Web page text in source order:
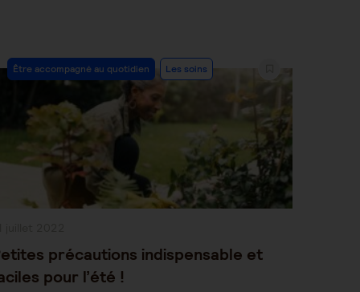
Post
Category:
Être accompagné au quotidien Les soins
précautions indispensable et
pour l’été !